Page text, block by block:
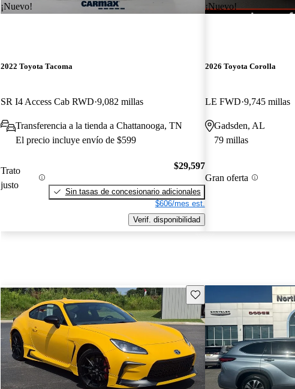
¡Nuevo!
2022 Toyota Tacoma
SR I4 Access Cab RWD 9,082 millas
Transferencia a la tienda a Chattanooga, TN
El precio incluye envío de $599
Trato
justo
$29,597
Sin tasas de concesionario adicionales
$606/mes est.
Verif. disponibilidad
¡Nuevo!
2026 Toyota Corolla
LE FWD 9,745 millas
Gadsden, AL
79 millas
Gran oferta
Guarda este Aviso